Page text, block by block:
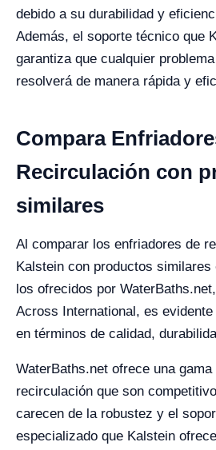
debido a su durabilidad y
Además, el soporte técnico que
garantiza que cualquier
resolverá de manera rápida y
Compara
Recirculación con
similares
Al comparar los enfriadores de
Kalstein con productos
los ofrecidos por
Across International, es
en términos de calidad,
WaterBaths.net ofrece una
recirculación que son
carecen de la robustez y el
especializado que Kalstein